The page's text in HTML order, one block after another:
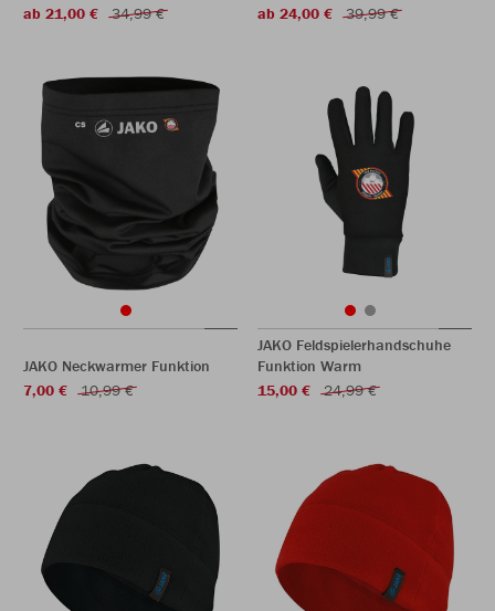
ab 21,00 €
34,99 €
ab 24,00 €
39,99 €
JAKO Neckwarmer Funktion
7,00 €
10,99 €
JAKO Feldspielerhandschuhe
Funktion Warm
15,00 €
24,99 €